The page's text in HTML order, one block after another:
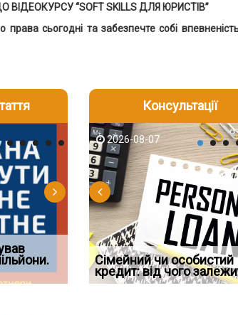
“SOFT SKILLS ДЛЯ ЮРИСТІВ”
сьогодні та забезпечте собі
2026-08-06
Документи, на яких не
проставляється апостиль:
пер
2026-08-07
Огляд практики ВС від
Ростислава Кравця, що
опублі
Консультації
печатка у
засто
2026-08-07
Сімейний чи особистий
кредит: від чого
2026-07-30
Восьмий ААС
підтвердив, що
скас